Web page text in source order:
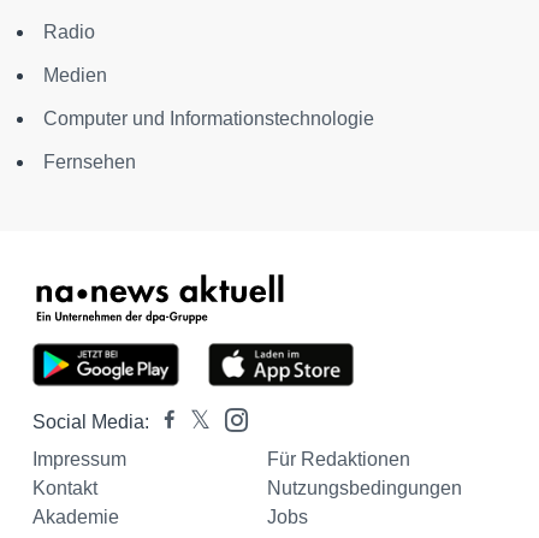
Radio
Medien
Computer und Informationstechnologie
Fernsehen
Social Media:
Impressum
Für Redaktionen
Kontakt
Nutzungsbedingungen
Akademie
Jobs